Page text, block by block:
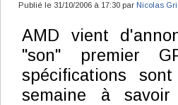
Publié le 31/10/2006 à 17:30 par Nicolas
AMD vient
"son" premier
spécifications
semaine à savoir